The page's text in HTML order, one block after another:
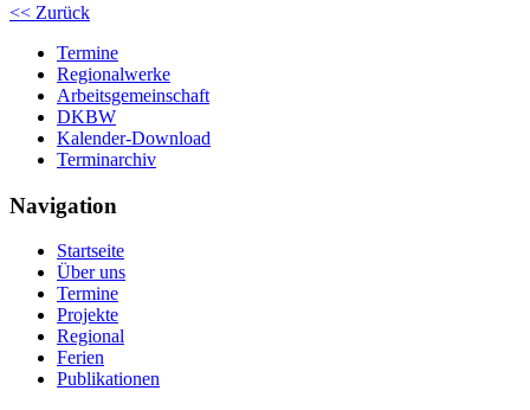
<< Zurück
Termine
Regionalwerke
Arbeitsgemeinschaft
DKBW
Kalender-Download
Terminarchiv
Navigation
Startseite
Über uns
Termine
Projekte
Regional
Ferien
Publikationen